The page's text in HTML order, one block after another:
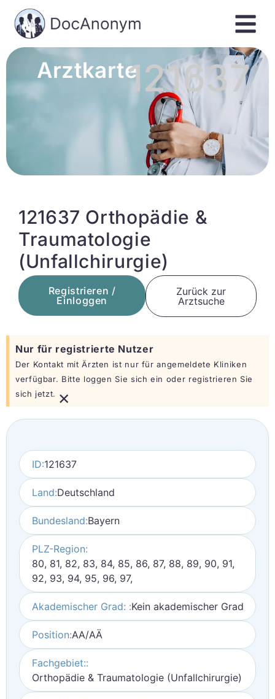
Arztkarte121637
121637 Orthopädie &
Traumatologie
(Unfallchirurgie)
Registrieren /
Einloggen
Zurück zur
Arztsuche
Nur für registrierte Nutzer
Der Kontakt mit Ärzten ist nur für angemeldete Kliniken
verfügbar. Bitte loggen Sie sich ein oder registrieren Sie
sich jetzt. ×
ID:121637
Land:Deutschland
Bundesland:Bayern
PLZ-Region:
80, 81, 82, 83, 84, 85, 86, 87, 88, 89, 90, 91,
92, 93, 94, 95, 96, 97,
Akademischer Grad: :Kein akademischer Grad
Position:AA/AÄ
Fachgebiet::
Orthopädie & Traumatologie (Unfallchirurgie)